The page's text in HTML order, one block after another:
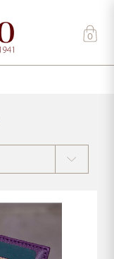
0